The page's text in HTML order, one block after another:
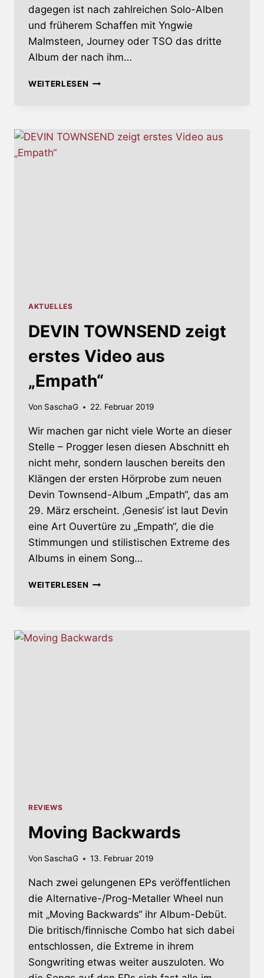
dagegen ist nach zahlreichen Solo-Alben
und früherem Schaffen mit Yngwie
Malmsteen, Journey oder TSO das dritte
Album der nach ihm…
WEITERLESENORIGAMI
AKTUELLES
DEVIN TOWNSEND zeigt
erstes Video aus
„Empath“
Von SaschaG 22. Februar 2019
Wir machen gar nicht viele Worte an dieser
Stelle – Progger lesen diesen Abschnitt eh
nicht mehr, sondern lauschen bereits den
Klängen der ersten Hörprobe zum neuen
Devin Townsend-Album „Empath“, das am
29. März erscheint. ‚Genesis‘ ist laut Devin
eine Art Ouvertüre zu „Empath“, die die
Stimmungen und stilistischen Extreme des
Albums in einem Song…
WEITERLESENDEVIN
AUS
REVIEWS
Moving Backwards
Von SaschaG 13. Februar 2019
Nach zwei gelungenen EPs veröffentlichen
die Alternative-/Prog-Metaller Wheel nun
mit „Moving Backwards“ ihr Album-Debüt.
Die britisch/finnische Combo hat sich dabei
entschlossen, die Extreme in ihrem
Songwriting etwas weiter auszuloten. Wo